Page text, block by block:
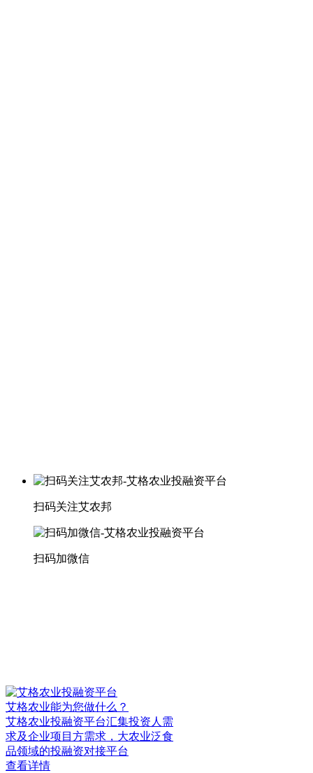
扫码关注艾农邦
扫码加微信
艾格农业能为您做什么？
艾格农业投融资平台汇集投资人需
求及企业项目方需求，大农业泛食
品领域的投融资对接平台
查看详情